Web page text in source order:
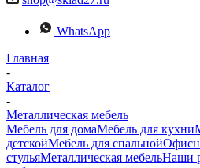
WhatsApp
Главная
-
Каталог
-
Металлическая мебель
Мебель для домаМебель для кухни
детскойМебель для спальной
стульяМеталлическая мебельНаши